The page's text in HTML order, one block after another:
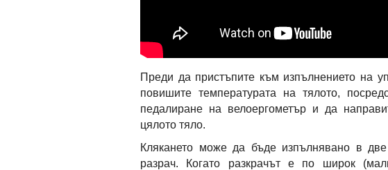
Преди да пристъпите към изпълнението на
повишите температурата на тялото,
педалиране на велоергометър и да
цялото тяло.
Клякането може да бъде изпълнявано в
разрач. Когато разкрачът е по широк